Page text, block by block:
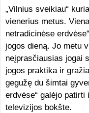
„Vilnius sveikiau“
vienerius metus.
netradicinėse
jogos dieną. Jo metu
neįprasčiausias jogai
jogos praktika ir
gegužę du šimtai
erdvėse“ galėjo
televizijos bokšte.